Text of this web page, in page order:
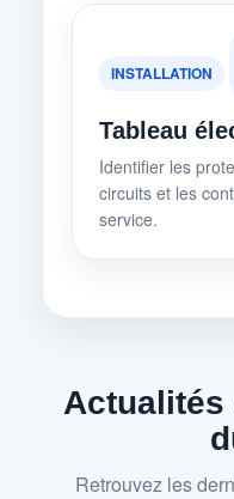
INSTALLATION
Tableau
Identifier les
circuits et les
service.
Actualités
Retrouvez les